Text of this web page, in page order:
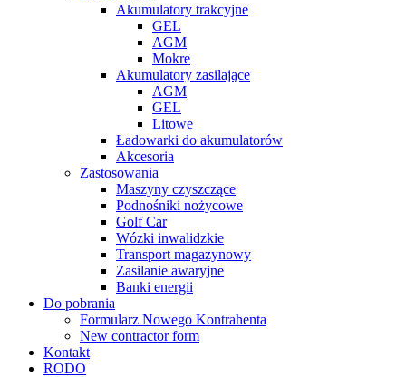
Akumulatory trakcyjne
GEL
AGM
Mokre
Akumulatory zasilające
AGM
GEL
Litowe
Ładowarki do akumulatorów
Akcesoria
Zastosowania
Maszyny czyszczące
Podnośniki nożycowe
Golf Car
Wózki inwalidzkie
Transport magazynowy
Zasilanie awaryjne
Banki energii
Do pobrania
Formularz Nowego Kontrahenta
New contractor form
Kontakt
RODO